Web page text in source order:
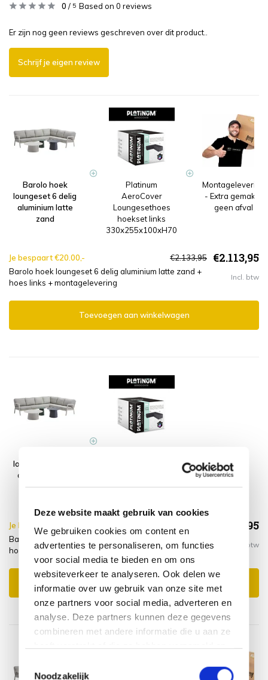
Deze website maakt gebruik van cookies
We gebruiken cookies om content en
advertenties te personaliseren, om functies
voor social media te bieden en om ons
websiteverkeer te analyseren. Ook delen we
informatie over uw gebruik van onze site met
onze partners voor social media, adverteren en
analyse. Deze partners kunnen deze gegevens
combineren met andere informatie die u aan ze
Noodzakelijk
0 / 5 Based on 0 reviews
Er zijn nog geen reviews geschreven over dit product..
Schrijf je eigen review
Barolo hoek
loungeset 6 delig
aluminium latte
zand
Platinum
AeroCover
Loungesethoes
hoekset links
330x255x100xH70
Montagelevering
- Extra gemak &
geen afval
Je bespaart €20.00,- €2.133,95 €2.113,95
Barolo hoek loungeset 6 delig aluminium latte zand +
hoes links + montagelevering
Incl. btw
Toevoegen aan winkelwagen
loungeset 6 delig
aluminium latte
zand
hoekset links
Je bespaart €5.00,- €1.903,95
Barolo hoek loungeset 6 delig aluminium latte zand +
hoes links
Incl. btw